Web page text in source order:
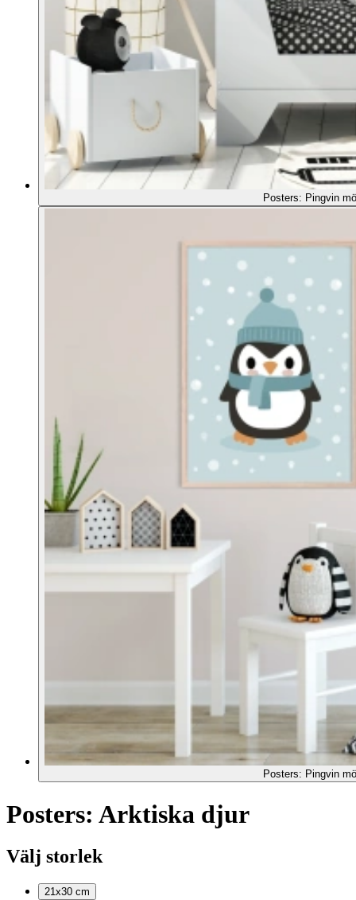
Posters: Pingvin
Posters: Pingvin
Posters: Arktiska djur
Välj storlek
21x30 cm